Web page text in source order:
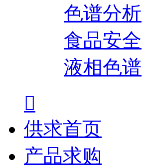
色谱分析
食品安全
液相色谱

供求首页
产品求购